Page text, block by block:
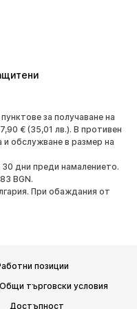
обувки
за получаване на
€ (35,01 лв.). В противен
и обслужване в размер на
дни преди намалението.
BGN.
При обаждания от
позиции
Общи търговски условия
Достъпност